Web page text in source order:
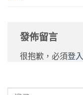
發佈留言
很抱歉，必須登入